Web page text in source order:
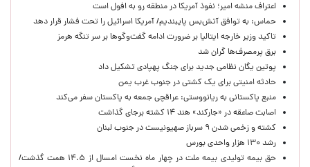
اعتراف منشه امیر؛ نفوذ آمریکا در منطقه رو به افول است
حماس: به توافق آتش‌بس پایبندیم/ آمریکا اسرائیل را تحت فشار قرار دهد
تاکید وزیر خارجه ایتالیا بر ضرورت ادامه گفت‌وگوها بر سر تنگه هرمز
برق پرمصرف‌ها گران شد
پوتین یگان نظامی جدید برای جنگ پهپادی تشکیل داد
حادثه امنیتی برای یک کشتی در جنوب غرب یمن
منبع پاکستانی به ریانووستی: عراقچی جمعه به پاکستان سفر می‌کند
اصابت صاعقه در «جارکند» هند ۱۴ کشته برجای گذاشت
کشته و زخمی شدن ۹ سرباز صهیونیست در جنوب لبنان
رشد ۱۳۰ هزار واحدی بورس
حق بیمه تولیدی بیمه ملت در چهار ماه نخست امسال از ۱۴.۵ همت گذشت/